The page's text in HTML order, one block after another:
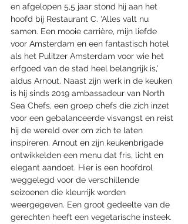
en afgelopen 5,5 jaar stond hij aan het
hoofd bij Restaurant C. ‘Alles valt nu
samen. Een mooie carrière, mijn liefde
voor Amsterdam en een fantastisch hotel
als het Pulitzer Amsterdam voor wie het
erfgoed van de stad heel belangrijk is,’
aldus Arnout. Naast zijn werk in de keuken
is hij sinds 2019 ambassadeur van North
Sea Chefs, een groep chefs die zich inzet
voor een gebalanceerde visvangst en reist
hij de wereld over om zich te laten
inspireren. Arnout en zijn keukenbrigade
ontwikkelden een menu dat fris, licht en
elegant aandoet. Hier is een hoofdrol
weggelegd voor de verschillende
seizoenen die kleurrijk worden
weergegeven. Een groot gedeelte van de
gerechten heeft een vegetarische insteek.